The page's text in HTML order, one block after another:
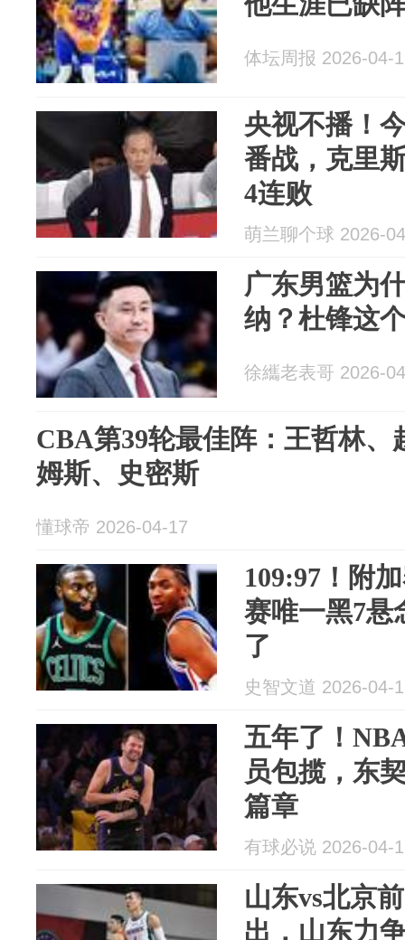
体坛周报 2026-04-
央视不播！
番战，克里
4连败
萌兰聊个球 2026-
广东男篮为
纳？杜锋这
徐纗老表哥 2026-
CBA第39轮最佳阵：王哲林、
姆斯、史密斯
懂球帝 2026-04-17
109:97！附
赛唯一黑7悬
了
史智文道 2026-04-
五年了！
员包揽，东
篇章
有球必说 2026-04-
山东vs北京
出，山东力